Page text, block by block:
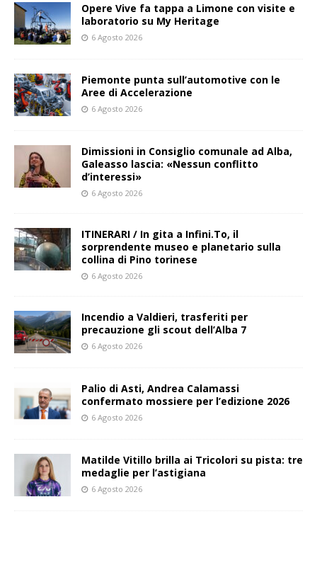
Opere Vive fa tappa a Limone con visite e
laboratorio su My Heritage
6 Agosto 2026
Piemonte punta sull’automotive con le
Aree di Accelerazione
6 Agosto 2026
Dimissioni in Consiglio comunale ad Alba,
Galeasso lascia: «Nessun conflitto
d’interessi»
6 Agosto 2026
ITINERARI / In gita a Infini.To, il
sorprendente museo e planetario sulla
collina di Pino torinese
6 Agosto 2026
Incendio a Valdieri, trasferiti per
precauzione gli scout dell’Alba 7
6 Agosto 2026
Palio di Asti, Andrea Calamassi
confermato mossiere per l’edizione 2026
6 Agosto 2026
Matilde Vitillo brilla ai Tricolori su pista: tre
medaglie per l’astigiana
6 Agosto 2026